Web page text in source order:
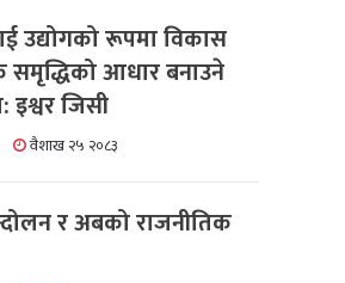
उद्योगको रूपमा विकास
समृद्धिको आधार बनाउने
इश्वर जिसी
वैशाख २५ २०८३
र अबको राजनीतिक